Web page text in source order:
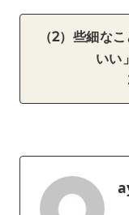
（2）些細な
いい